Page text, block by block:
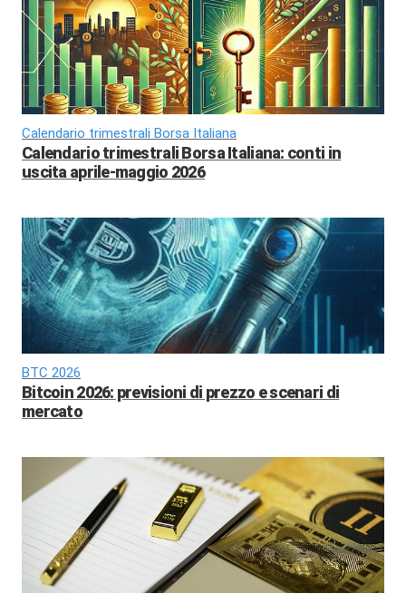
Calendario trimestrali Borsa Italiana
Calendario trimestrali Borsa Italiana: conti in
uscita aprile-maggio 2026
BTC 2026
Bitcoin 2026: previsioni di prezzo e scenari di
mercato